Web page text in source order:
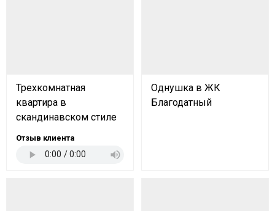
Трехкомнатная
квартира в
скандинавском стиле
Отзыв клиента
Однушка в ЖК
Благодатный